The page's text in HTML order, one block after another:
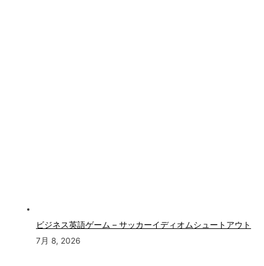
ビジネス英語ゲーム – サッカーイディオムシュートアウト
7月 8, 2026